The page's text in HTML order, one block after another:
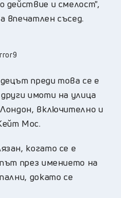
действие и смелост",
впечатлен съсед.
преди това се е
имоти на улица
включително и
Мос.
когато се е
през имението на
докато се